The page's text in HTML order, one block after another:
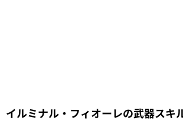
イルミナル・フィオーレの武器スキ